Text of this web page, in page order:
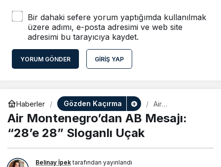
Bir dahaki sefere yorum yaptığımda kullanılmak
üzere adımı, e-posta adresimi ve web site
adresimi bu tarayıcıya kaydet.
YORUM GÖNDER GIRIŞ YAP
Haberler Gözden Kaçırma
Air
Montenegro’dan
AB Mesajı: “28’e
Air Montenegro’dan AB Mesajı:
“28’e 28” Sloganlı Uçak
Belinay İpektarafından yayınlandı